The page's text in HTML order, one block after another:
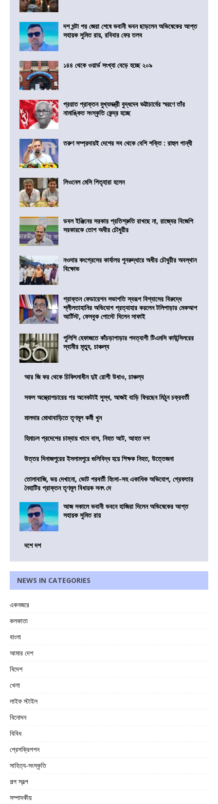
দশ ঘন্টা পর জেরা শেষে ভবানী ভবন ছাড়লেন অভিষেকের আপ্ত
সহায়ক সুমিত রায়, রবিবার ফের তলব
১৪৪ থেকে ওয়ার্ড সংখ্যা বেড়ে হচ্ছে ২০৯
প্রয়াত প্রাক্তন মুখ্যমন্ত্রী বুদ্ধদেব ভট্টাচার্যের স্মরণে তাঁর
নামাঙ্কিত সংস্কৃতি কেন্দ্র হচ্ছে
তরুণ সম্প্রদায়ই দেশের সব থেকে বেশি শক্তি : রাহুল গান্ধী
লিওনেল মেসি পিতৃহারা হলেন
ডবল ইঞ্জিনের সরকার প্রতিশ্রুতি রাখছে না, রাজ্যের বিজেপি
সরকারকে তোপ অধীর চৌধুরীর
নওদার কংগ্রেসের কার্যালয় পুনরুদ্ধারে অধীর চৌধুরীর অবস্থান
বিক্ষোভ
প্রাক্তন ফেডারেশন সভাপতি স্বরূপ বিশ্বাসের বিরুদ্ধে
শ্লীলতাহানির অভিযোগ প্রত্যাহার করলেন টলিপাড়ার মেকআপ
আর্টিস্ট, ফেসবুক পোস্টে দিলেন সাফাই
পুলিশি হেফাজতে কাঁচড়াপাড়ার পদত্যাগী টিএমসি কাউন্সিলরের
স্বামীর মৃত্যু, চাঞ্চল্য
আর জি কর থেকে চিকিৎসাধীন দুই রোগী উধাও, চাঞ্চল্য
সফল অস্ত্রোপচারের পর অনেকটাই সুস্থ, আজই বাড়ি ফিরছেন মিঠুন চক্রবর্তী
মালদার মোথাবাড়িতে তৃণমূল কর্মী খুন
হিমাচল প্রদেশের চাম্বায় খাদে বাস, নিহত আট, আহত দশ
উত্তর দিনাজপুরের ইসলামপুরে গুলিবিদ্ধ হয়ে শিক্ষক নিহত, উত্তেজনা
তোলাবাজি, ভয় দেখানো, ভোট পরবর্তী হিংসা-সহ একাধিক অভিযোগ, গ্রেফতার
নৈহাটির প্রাক্তন তৃণমূল বিধায়ক সনৎ দে
আজ সকালে ভবানী ভবনে হাজিরা দিলেন অভিষেকের আপ্ত
সহায়ক সুমিত রায়
দশে দশ
NEWS IN CATEGORIES
একনজরে
কলকাতা
বাংলা
আমার দেশ
বিদেশ
খেলা
লাইফ স্টাইল
বিনোদন
বিবিধ
প্রেসক্রিপশন
সাহিত্য-সংস্কৃতি
গল্প স্বল্প
সম্পাদকীয়